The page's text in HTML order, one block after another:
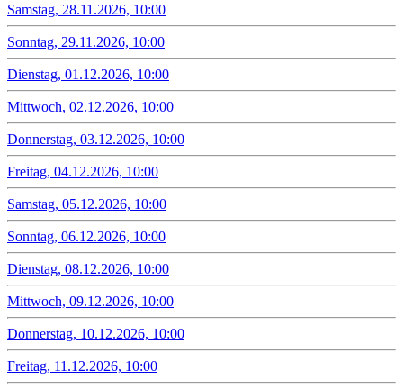
Samstag, 28.11.2026, 10:00
Sonntag, 29.11.2026, 10:00
Dienstag, 01.12.2026, 10:00
Mittwoch, 02.12.2026, 10:00
Donnerstag, 03.12.2026, 10:00
Freitag, 04.12.2026, 10:00
Samstag, 05.12.2026, 10:00
Sonntag, 06.12.2026, 10:00
Dienstag, 08.12.2026, 10:00
Mittwoch, 09.12.2026, 10:00
Donnerstag, 10.12.2026, 10:00
Freitag, 11.12.2026, 10:00